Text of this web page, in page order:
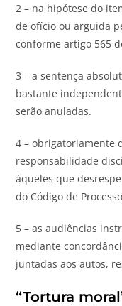
2 – na hipótese do
de ofício ou arguida
conforme artigo 565
3 – a sentença
bastante
serão anuladas.
4 – obrigatoriamente
responsabilidade
àqueles que
do Código de
5 – as audiências
mediante
juntadas aos autos,
“Tortura